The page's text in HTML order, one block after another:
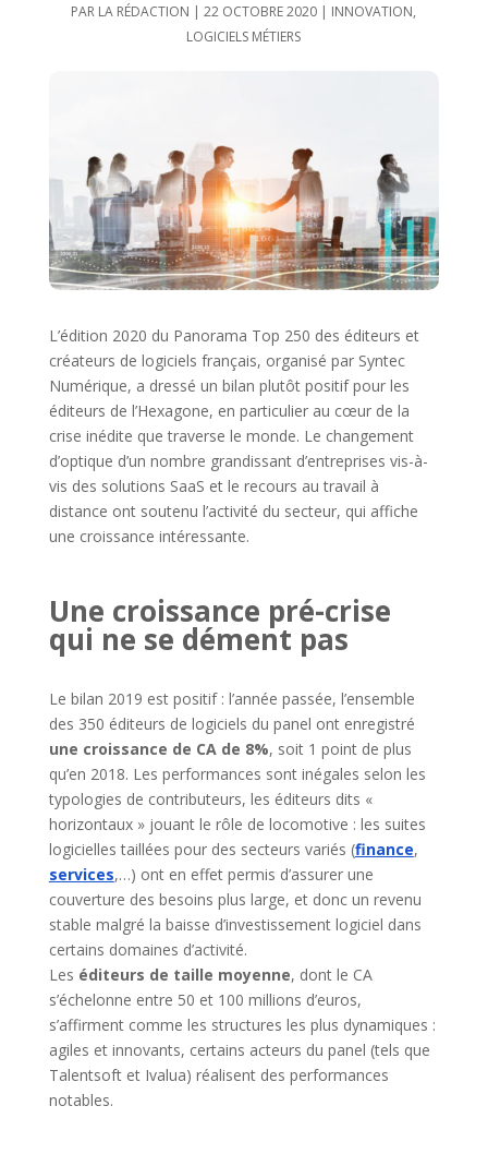
PAR LA RÉDACTION |22 OCTOBRE 2020 | INNOVATION,
LOGICIELS MÉTIERS
L’édition 2020 du Panorama Top 250 des éditeurs et
créateurs de logiciels français, organisé par Syntec
Numérique, a dressé un bilan plutôt positif pour les
éditeurs de l’Hexagone, en particulier au cœur de la
crise inédite que traverse le monde. Le changement
d’optique d’un nombre grandissant d’entreprises vis-à-
vis des solutions SaaS et le recours au travail à
distance ont soutenu l’activité du secteur, qui affiche
une croissance intéressante.
Une croissance pré-crise
qui ne se dément pas
Le bilan 2019 est positif : l’année passée, l’ensemble
des 350 éditeurs de logiciels du panel ont enregistré
une croissance de CA de 8%, soit 1 point de plus
qu’en 2018. Les performances sont inégales selon les
typologies de contributeurs, les éditeurs dits «
horizontaux » jouant le rôle de locomotive : les suites
logicielles taillées pour des secteurs variés (finance,
services,…) ont en effet permis d’assurer une
couverture des besoins plus large, et donc un revenu
stable malgré la baisse d’investissement logiciel dans
certains domaines d’activité.
Les éditeurs de taille moyenne, dont le CA
s’échelonne entre 50 et 100 millions d’euros,
s’affirment comme les structures les plus dynamiques :
agiles et innovants, certains acteurs du panel (tels que
Talentsoft et Ivalua) réalisent des performances
notables.